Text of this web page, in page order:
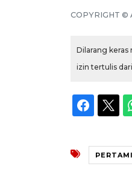
COPYRIGHT ©
Dilarang
izin tertulis